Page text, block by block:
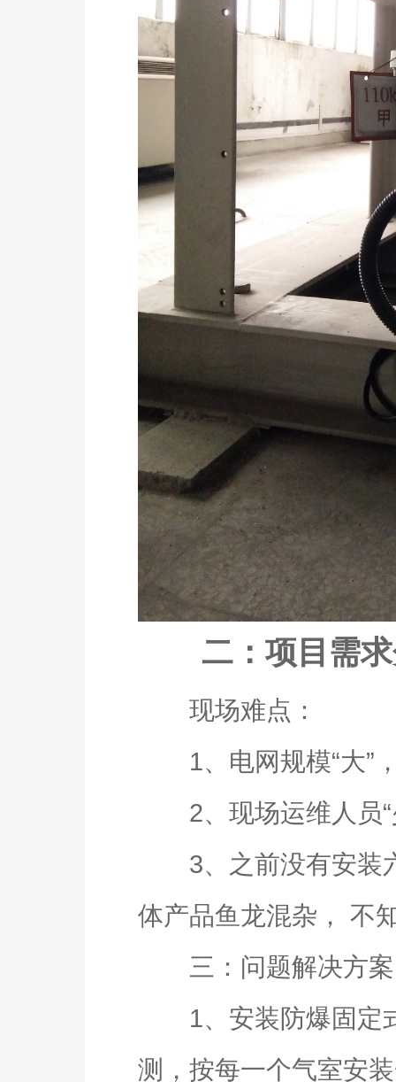
二：项目需
现场难点：
1、电网规模“大”，
2、现场运维人员“
3、之前没有安装六
体产品鱼龙混杂， 不
三：问题解决方案
1、安装防爆固定式
测，按每一个气室安